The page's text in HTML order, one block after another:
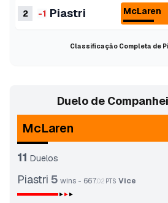
2 -1 Piastri McLaren
Classificação Completa de
Duelo de
McLaren
11 Duelos
Piastri 5 wins - 667.02 PTS Vice